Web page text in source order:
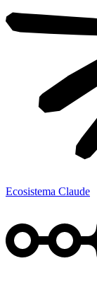
Ecosistema Claude